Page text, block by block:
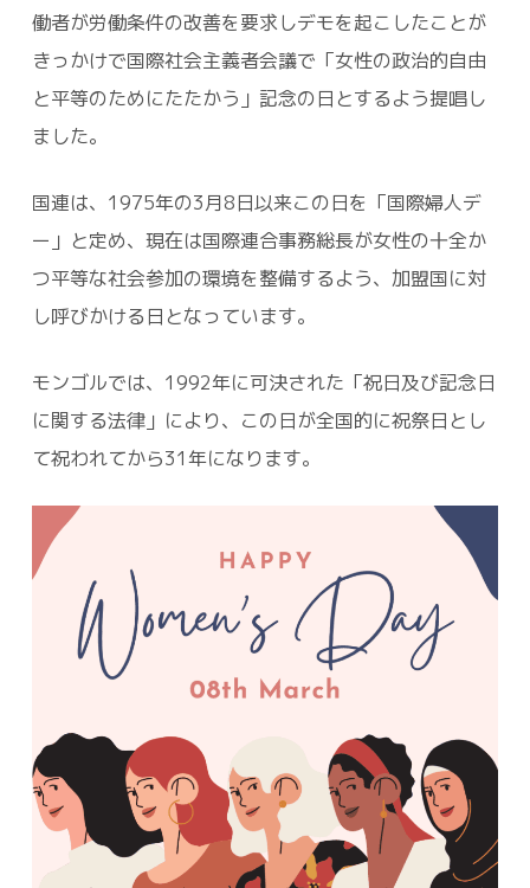
働者が労働条件の改善を要求しデモを起こしたことが
きっかけで国際社会主義者会議で「女性の政治的自由
と平等のためにたたかう」記念の日とするよう提唱し
ました。
国連は、1975年の3月8日以来この日を「国際婦人デ
ー」と定め、現在は国際連合事務総長が女性の十全か
つ平等な社会参加の環境を整備するよう、加盟国に対
し呼びかける日となっています。
モンゴルでは、1992年に可決された「祝日及び記念日
に関する法律」により、この日が全国的に祝祭日とし
て祝われてから31年になります。